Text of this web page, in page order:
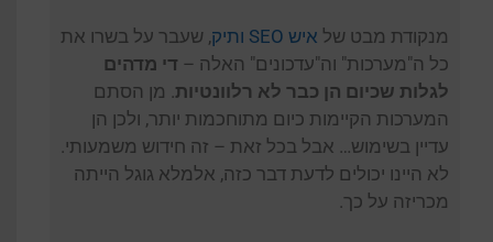
מנקודת מבט של איש SEO ותיק
, שעבר על בשרו את
כל ה"מערכות" וה"עדכונים" האלה – די מדהים
לגלות שכיום הן כבר לא רלוונטיות. מן הסתם
המערכות הקיימות כיום מתוחכמות יותר, ולכן הן
עדיין בשימוש… אבל בכל זאת – זה חידוש משמעותי.
לא היינו יכולים לדעת דבר כזה, אלמלא גוגל הייתה
מכריזה על כך.